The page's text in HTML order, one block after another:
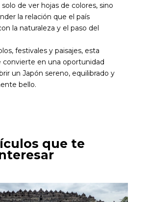
de ver hojas de colores, sino
la relación que el país
la naturaleza y el paso del
festivales y paisajes, esta
convierte en una oportunidad
un Japón sereno, equilibrado y
bello.
que te